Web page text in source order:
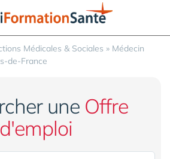
Médicales & Sociales » Médecin
de-France
une Offre
d'emploi